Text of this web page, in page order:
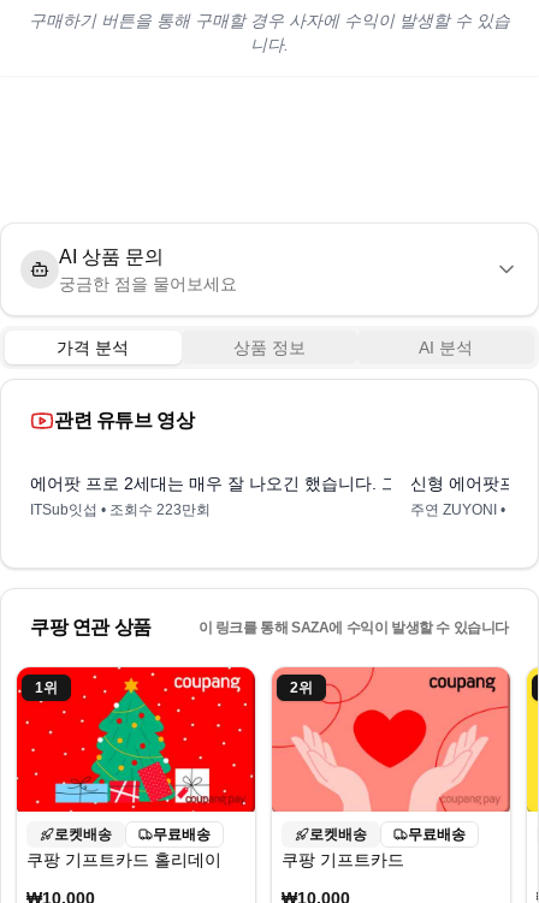
구매하기 버튼을 통해 구매할 경우 사자에 수익이 발생할 수 있습
니다.
AI 상품 문의
궁금한 점을 물어보세요
가격 분석 상품 정보 AI 분석
관련 유튜브 영상
에어팟 프로 2세대는 매우 잘 나오긴 했습니다. 그러나...
ITSub잇섭 • 조회수 223만회
신형 에어팟프
주연 ZUYONI • 조
쿠팡 연관 상품 이 링크를 통해 SAZA에 수익이 발생할 수 있습니다
1위
로켓배송 무료배송
쿠팡 기프트카드 홀리데이
₩10,000
2위
로켓배송 무료배송
쿠팡 기프트카드
₩10,000